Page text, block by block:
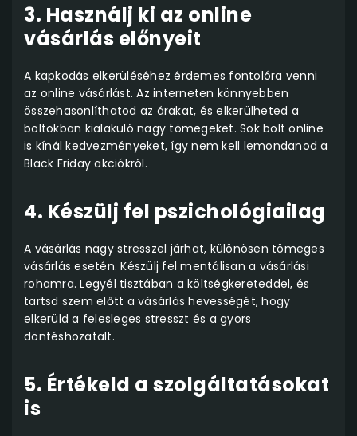
3. Használj ki az online
vásárlás előnyeit
A kapkodás elkerüléséhez érdemes fontolóra venni
az online vásárlást. Az interneten könnyebben
összehasonlíthatod az árakat, és elkerülheted a
boltokban kialakuló nagy tömegeket. Sok bolt online
is kínál kedvezményeket, így nem kell lemondanod a
Black Friday akciókról.
4. Készülj fel pszichológiailag
A vásárlás nagy stresszel járhat, különösen tömeges
vásárlás esetén. Készülj fel mentálisan a vásárlási
rohamra. Legyél tisztában a költségkereteddel, és
tartsd szem előtt a vásárlás hevességét, hogy
elkerüld a felesleges stresszt és a gyors
döntéshozatalt.
5. Értékeld a szolgáltatásokat
is